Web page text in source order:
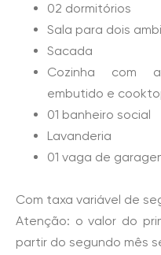
02 dormitórios
Sala para dois
Sacada
Cozinha com
embutido e
01 banheiro social
Lavanderia
01 vaga de
Com taxa variável de
Atenção: o valor do
partir do segundo mês